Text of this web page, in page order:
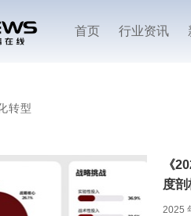
首页 行业资讯
转型
《
度
2025